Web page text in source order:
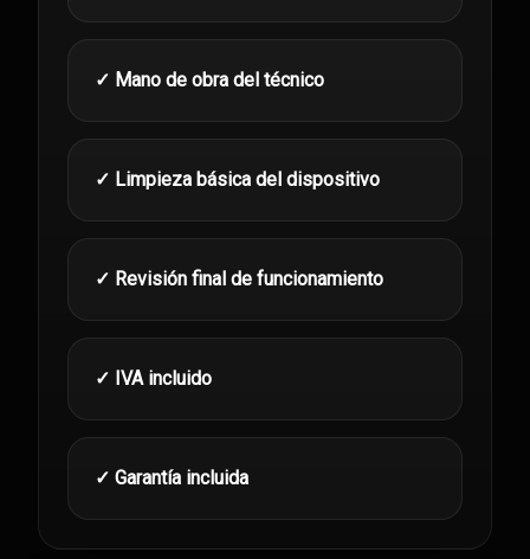
✓ Mano de obra del técnico
✓ Limpieza básica del dispositivo
✓ Revisión final de funcionamiento
✓ IVA incluido
✓ Garantía incluida